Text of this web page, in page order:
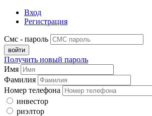
Вход
Регистрация
Смс - пароль
Получить новый пароль
Имя
Фамилия
Номер телефона
инвестор
риэлтор